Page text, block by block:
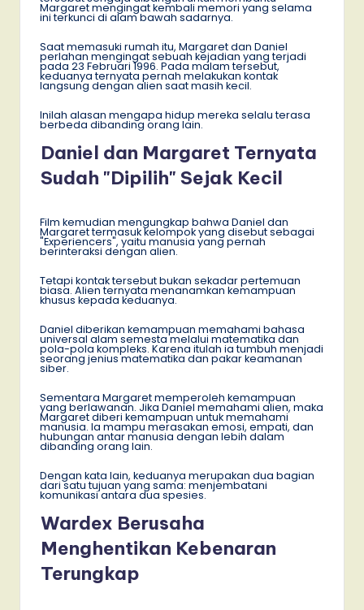
Margaret mengingat kembali memori yang selama
ini terkunci di alam bawah sadarnya.
Saat memasuki rumah itu, Margaret dan Daniel
perlahan mengingat sebuah kejadian yang terjadi
pada 23 Februari 1996. Pada malam tersebut,
keduanya ternyata pernah melakukan kontak
langsung dengan alien saat masih kecil.
Inilah alasan mengapa hidup mereka selalu terasa
berbeda dibanding orang lain.
Daniel dan Margaret Ternyata
Sudah "Dipilih" Sejak Kecil
Film kemudian mengungkap bahwa Daniel dan
Margaret termasuk kelompok yang disebut sebagai
"Experiencers", yaitu manusia yang pernah
berinteraksi dengan alien.
Tetapi kontak tersebut bukan sekadar pertemuan
biasa. Alien ternyata menanamkan kemampuan
khusus kepada keduanya.
Daniel diberikan kemampuan memahami bahasa
universal alam semesta melalui matematika dan
pola-pola kompleks. Karena itulah ia tumbuh menjadi
seorang jenius matematika dan pakar keamanan
siber.
Sementara Margaret memperoleh kemampuan
yang berlawanan. Jika Daniel memahami alien, maka
Margaret diberi kemampuan untuk memahami
manusia. Ia mampu merasakan emosi, empati, dan
hubungan antar manusia dengan lebih dalam
dibanding orang lain.
Dengan kata lain, keduanya merupakan dua bagian
dari satu tujuan yang sama: menjembatani
komunikasi antara dua spesies.
Wardex Berusaha
Menghentikan Kebenaran
Terungkap